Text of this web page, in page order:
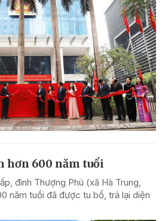
hơn 600 năm tuổi
đình Thượng Phú (xã Hà Trung,
năm tuổi đã được tu bổ, trả lại diện